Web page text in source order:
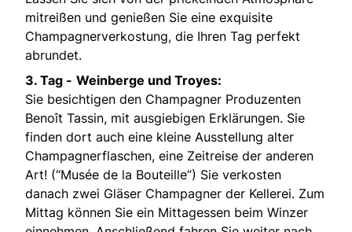
mitreißen und genießen Sie eine exquisite
Champagnerverkostung, die Ihren Tag perfekt
abrundet.
3. Tag - Weinberge und Troyes:
Sie besichtigen den Champagner Produzenten
Benoît Tassin, mit ausgiebigen Erklärungen. Sie
finden dort auch eine kleine Ausstellung alter
Champagnerflaschen, eine Zeitreise der anderen
Art! (“Musée de la Bouteille”) Sie verkosten
danach zwei Gläser Champagner der Kellerei. Zum
Mittag können Sie ein Mittagessen beim Winzer